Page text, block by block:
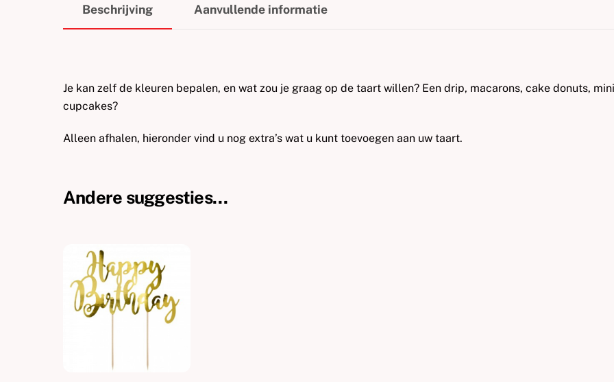
Beschrijving Aanvullende informatie
Je kan zelf de kleuren bepalen, en wat zou je graag op de taart willen? Een drip, macarons, cake donuts, mini
cupcakes?
Alleen afhalen, hieronder vind u nog extra’s wat u kunt toevoegen aan uw taart.
Andere suggesties…